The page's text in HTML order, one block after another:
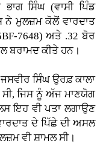
ਸਿੰਘ (ਵਾਸੀ ਪਿੰਡ
ਨੇ ਮੁਲਜ਼ਮ ਕੋਲੋਂ ਵਾਰਦਾਤ
7648) ਅਤੇ .32 ਬੋਰ
ਬਰਾਮਦ ਕੀਤੇ ਹਨ।
ਸਿੰਘ ਉਰਫ਼ ਕਾਲਾ
ਜਿਸ ਨੂੰ ਅੱਜ ਮਾਣਯੋਗ
ਇਹ ਵੀ ਪਤਾ ਲਗਾਉਣ
ਦੇ ਪਿੱਛੇ ਦੀ ਅਸਲ
ਵੀ ਸ਼ਾਮਲ ਸੀ।